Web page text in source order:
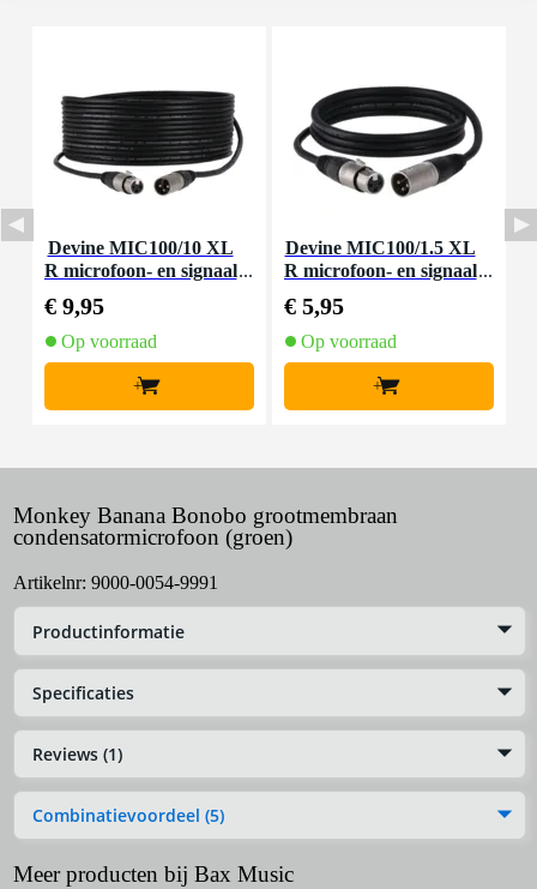
Devine MIC100/10 XL
R microfoon- en signaal
€ 9,95
Op voorraad
+
Devine MIC100/1.5 XL
R microfoon- en signaal
€ 5,95
Op voorraad
+
Monkey Banana Bonobo grootmembraan
condensatormicrofoon (groen)
Artikelnr: 9000-0054-9991
Productinformatie
Specificaties
Reviews (1)
Combinatievoordeel (5)
Meer producten bij Bax Music